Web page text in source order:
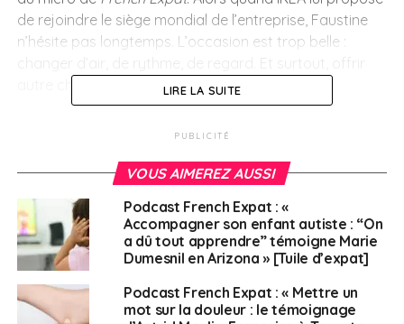
de rejoindre le siège mondial de l’entreprise, Faustine
n’hésite pas longtemps. L’occasion est trop belle :
autre chose à ses enfants.
Malmö, ou l’art de vivre
lentement
Aujourd’hui installée à Malmö, dans le sud de la Suède,
la famille découvre un monde à part : des horaires
flexibles, des bureaux qui se vident à l’heure du goûter,
système.
LIRE LA SUITE
PUBLICITÉ
VOUS AIMEREZ AUSSI
Podcast French Expat : «
Accompagner son enfant autiste : “On
a dû tout apprendre” témoigne Marie
Dumesnil en Arizona » [Tuile d’expat]
Podcast French Expat : « Mettre un
mot sur la douleur : le témoignage